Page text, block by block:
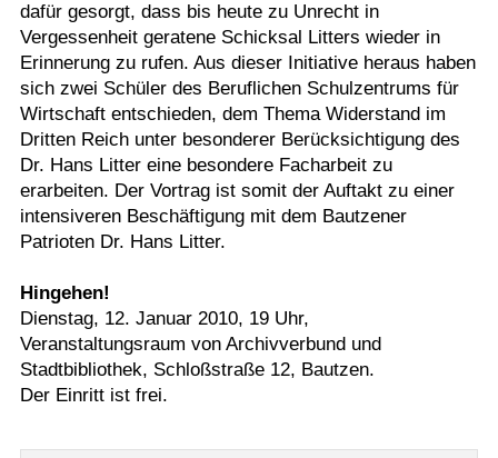
dafür gesorgt, dass bis heute zu Unrecht in
Vergessenheit geratene Schicksal Litters wieder in
Erinnerung zu rufen. Aus dieser Initiative heraus haben
sich zwei Schüler des Beruflichen Schulzentrums für
Wirtschaft entschieden, dem Thema Widerstand im
Dritten Reich unter besonderer Berücksichtigung des
Dr. Hans Litter eine besondere Facharbeit zu
erarbeiten. Der Vortrag ist somit der Auftakt zu einer
intensiveren Beschäftigung mit dem Bautzener
Patrioten Dr. Hans Litter.
Hingehen!
Dienstag, 12. Januar 2010, 19 Uhr,
Veranstaltungsraum von Archivverbund und
Stadtbibliothek, Schloßstraße 12, Bautzen.
Der Einritt ist frei.